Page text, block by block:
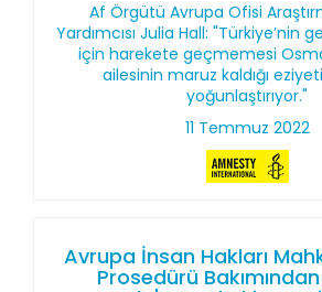
Af Örgütü Avrupa Ofisi
Yardımcısı Julia Hall: "Türkiye’nin
için harekete geçmemesi
ailesinin maruz kaldığı
yoğunlaştırıyor."
11 Temmuz 2022
Avrupa İnsan Hakları
Prosedürü